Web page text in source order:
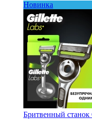
Новинка
Бритвенный станок